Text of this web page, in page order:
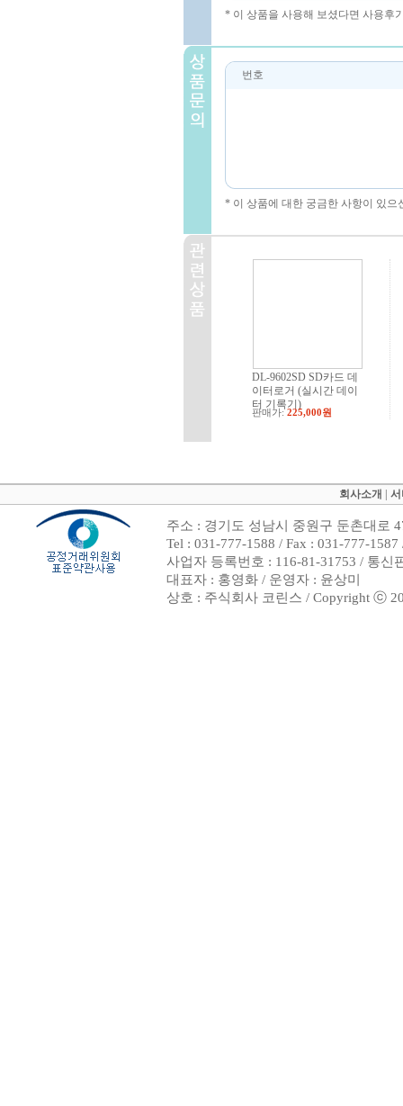
* 이 상품을 사용해 보셨다면 사용후
번호
* 이 상품에 대한 궁금한 사항이 있
DL-9602SD SD카드 데
이터로거 (실시간 데이
터 기록기)
판매가:225,000원
회사소개
주소 : 경기도 성남시 중원구 둔촌대로
Tel : 031-777-1588 / Fax : 031-777-
사업자 등록번호 : 116-81-31753 / 통신
대표자 : 홍영화 / 운영자 : 윤상미
상호 : 주식회사 코린스 / Copyright ⓒ